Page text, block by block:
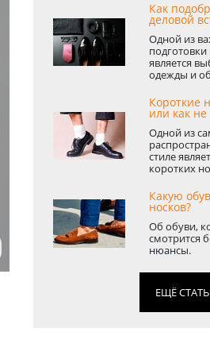
Как
деловой
Одной из
подготовки
является
одежды и
Короткие
или как не
Одной из
стиле
коротких
Какую
носков?
Об обуви,
смотрится
нюансы.
ЕЩЁ